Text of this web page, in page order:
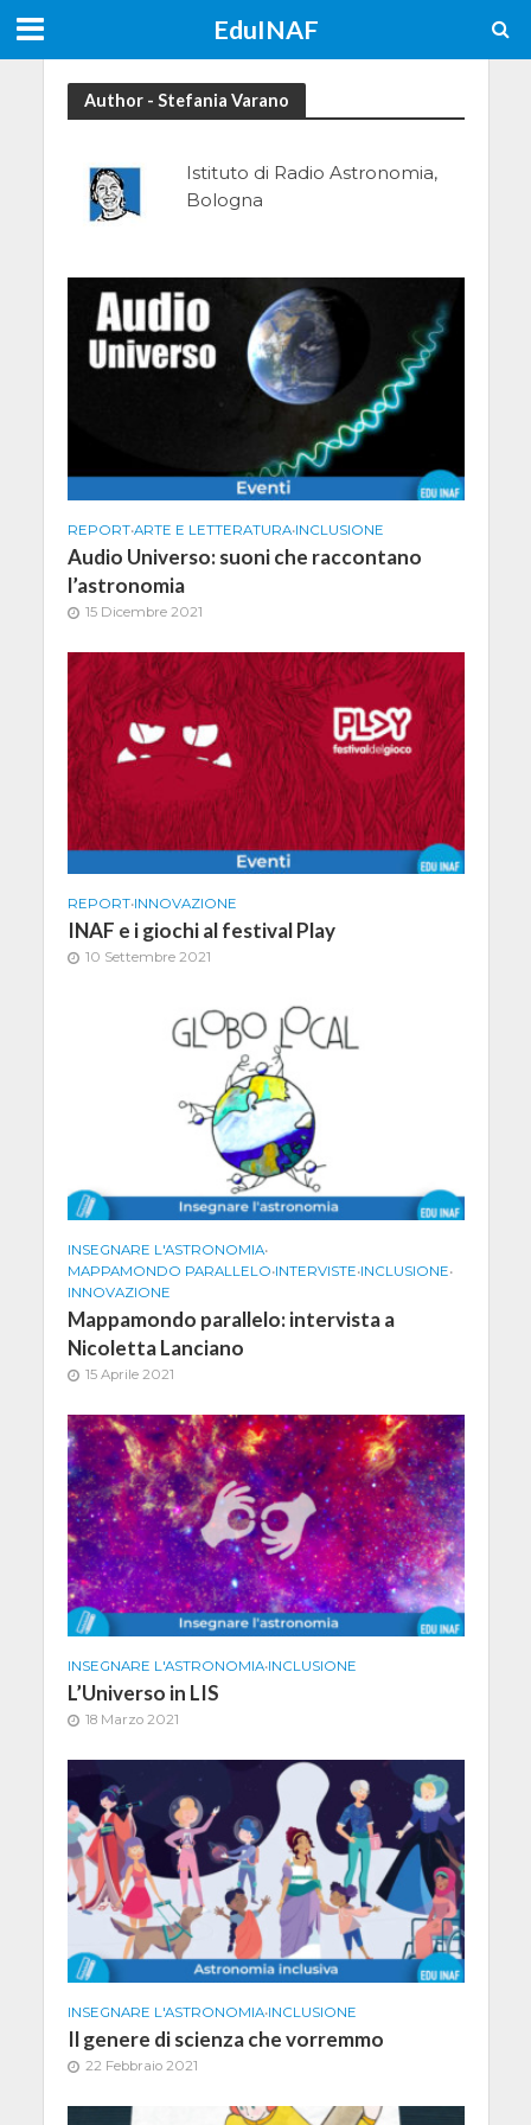
EduINAF
Author - Stefania Varano
Istituto di Radio Astronomia,
Bologna
REPORT•ARTE E LETTERATURA•INCLUSIONE
Audio Universo: suoni che raccontano
l’astronomia
15 Dicembre 2021
REPORT•INNOVAZIONE
INAF e i giochi al festival Play
10 Settembre 2021
INSEGNARE L'ASTRONOMIA•
MAPPAMONDO PARALLELO•INTERVISTE•INCLUSIONE•
INNOVAZIONE
Mappamondo parallelo: intervista a
Nicoletta Lanciano
15 Aprile 2021
INSEGNARE L'ASTRONOMIA•INCLUSIONE
L’Universo in LIS
18 Marzo 2021
INSEGNARE L'ASTRONOMIA•INCLUSIONE
Il genere di scienza che vorremmo
22 Febbraio 2021